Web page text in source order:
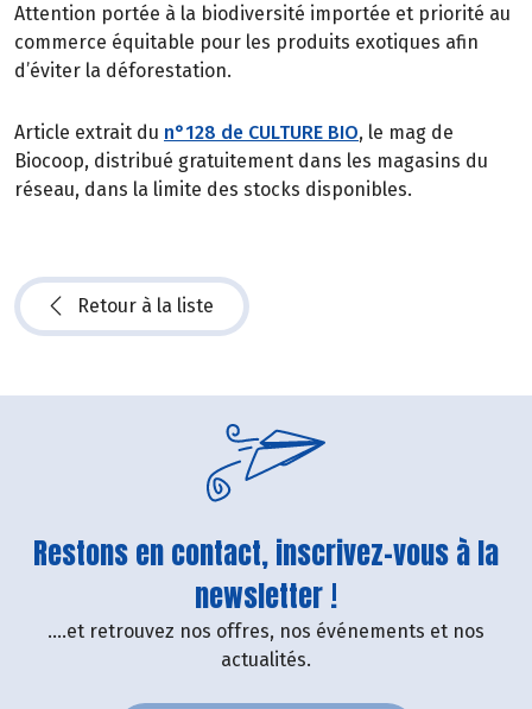
Attention portée à la biodiversité importée et priorité au
commerce équitable pour les produits exotiques afin
d’éviter la déforestation.
Article extrait du n°128 de CULTURE BIO, le mag de
Biocoop, distribué gratuitement dans les magasins du
réseau, dans la limite des stocks disponibles.
Retour à la liste
Restons en contact, inscrivez-vous à la
newsletter !
....et retrouvez nos offres, nos événements et nos
actualités.